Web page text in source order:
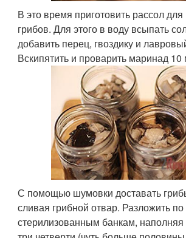
В это время приготовить рассол
грибов. Для этого в воду всыпать
добавить перец, гвоздику и
Вскипятить и проварить маринад 10
С помощью шумовки доставать
сливая грибной отвар. Разложить
стерилизованным банкам,